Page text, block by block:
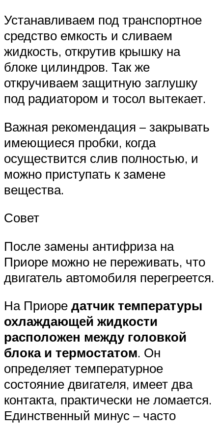
Устанавливаем под транспортное
средство емкость и сливаем
жидкость, открутив крышку на
блоке цилиндров. Так же
откручиваем защитную заглушку
под радиатором и тосол вытекает.
Важная рекомендация – закрывать
имеющиеся пробки, когда
осуществится слив полностью, и
можно приступать к замене
вещества.
Совет
После замены антифриза на
Приоре можно не переживать, что
двигатель автомобиля перегреется.
На Приоре датчик температуры
охлаждающей жидкости
расположен между головкой
блока и термостатом. Он
определяет температурное
состояние двигателя, имеет два
контакта, практически не ломается.
Единственный минус – часто